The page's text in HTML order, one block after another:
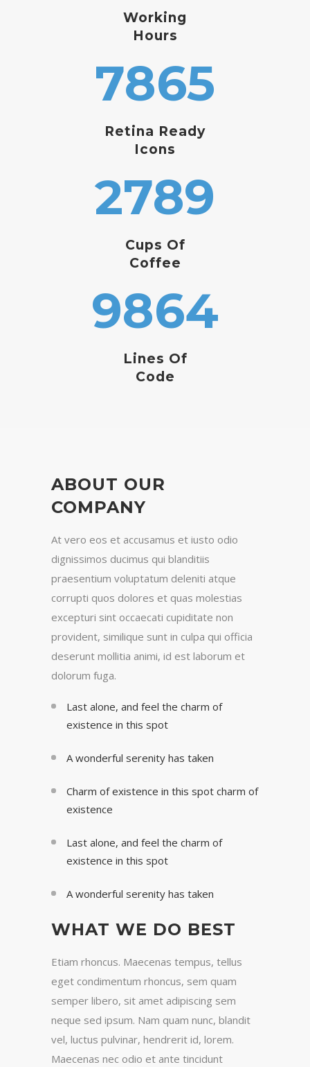
Working
Hours
7865
Retina Ready
Icons
2789
Cups Of
Coffee
9864
Lines Of
Code
ABOUT OUR
COMPANY
At vero eos et accusamus et iusto odio
dignissimos ducimus qui blanditiis
praesentium voluptatum deleniti atque
corrupti quos dolores et quas molestias
excepturi sint occaecati cupiditate non
provident, similique sunt in culpa qui officia
deserunt mollitia animi, id est laborum et
dolorum fuga.
Last alone, and feel the charm of
existence in this spot
A wonderful serenity has taken
Charm of existence in this spot charm of
existence
Last alone, and feel the charm of
existence in this spot
A wonderful serenity has taken
WHAT WE DO BEST
Etiam rhoncus. Maecenas tempus, tellus
eget condimentum rhoncus, sem quam
semper libero, sit amet adipiscing sem
neque sed ipsum. Nam quam nunc, blandit
vel, luctus pulvinar, hendrerit id, lorem.
Maecenas nec odio et ante tincidunt